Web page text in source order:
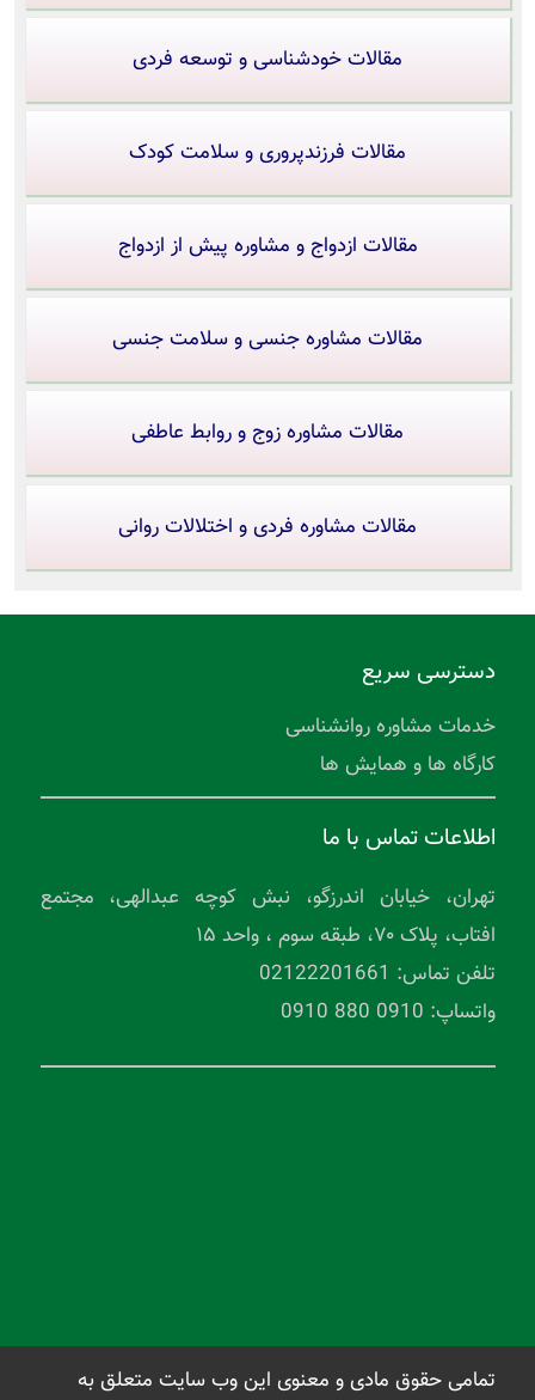
مقالات خودشناسی و توسعه فردی
مقالات فرزندپروری و سلامت کودک
مقالات ازدواج و مشاوره پیش از ازدواج
مقالات مشاوره جنسی و سلامت جنسی
مقالات مشاوره زوج و روابط عاطفی
مقالات مشاوره فردی و اختلالات روانی
دسترسی سریع
خدمات مشاوره روانشناسی
کارگاه ها و همایش ها
اطلاعات تماس با ما
تهران، خیابان اندرزگو، نبش کوچه عبدالهی، مجتمع
افتاب، پلاک ۷۰، طبقه سوم ، واحد ۱۵
تلفن تماس: 02122201661
واتساپ: 0910 880 0910
تمامی حقوق مادی و معنوی این وب سایت متعلق به